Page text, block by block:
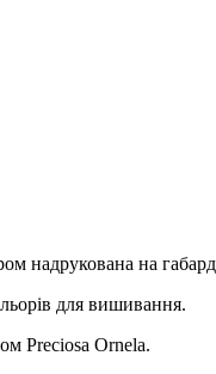
надрукована на
для вишивання.
Preciosa Ornela.